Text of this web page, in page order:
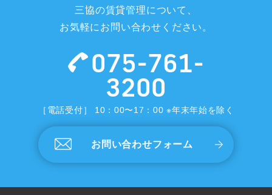
三協の賃貸管理について、
お気軽にお問い合わせください。
075-761-
3200
［電話受付］ 10：00〜17：00 ※年末年始を除く
お問い合わせフォーム